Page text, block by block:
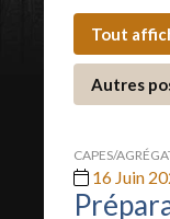
Tout
Autres
CAPES/
16 Juin